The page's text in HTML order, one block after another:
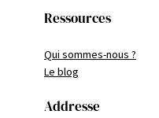
Ressources
Qui sommes-nous ?
Le blog
Addresse